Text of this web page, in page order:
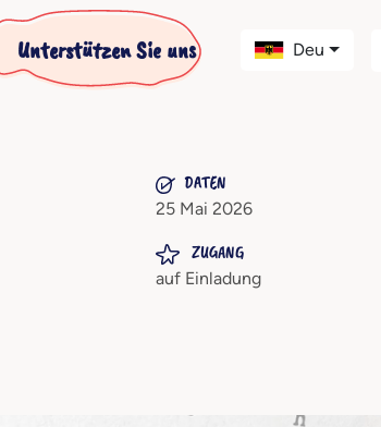
Unterstützen Sie uns Deu
DATEN
25 Mai 2026
ZUGANG
auf Einladung